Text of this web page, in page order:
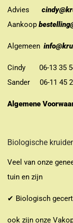
Advies
Aankoop
Algemeen
Cindy 06-13 35
Sander 06-11 45
Algemene
Biologische
Veel van onze
tuin en zijn
✔ Biologisch
ook zijn onze